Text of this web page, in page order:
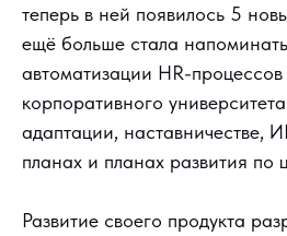
теперь в ней появилось 5
ещё больше стала
автоматизации HR-процессов
корпоративного
адаптации, наставничестве,
планах и планах развития по
Развитие своего продукта